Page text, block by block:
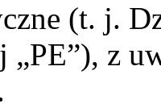
(t. j.
„PE”), z